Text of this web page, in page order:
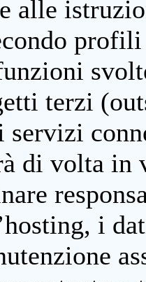
alle
terzi
servizi
di volta in
i